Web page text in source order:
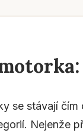
se stávají
Nejenže